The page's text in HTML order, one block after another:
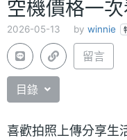
空機價格一
2026-05-13 by winnie
留言
目錄
喜歡拍照上傳分享生